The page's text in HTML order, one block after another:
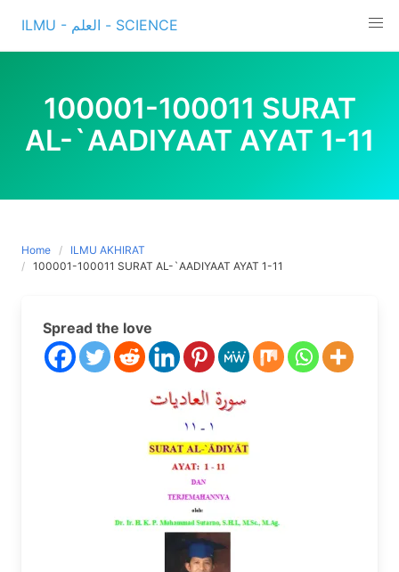
content
ILMU - العلم - SCIENCE
100001-100011 SURAT
AL-`AADIYAAT AYAT 1-11
Home
ILMU AKHIRAT
100001-100011 SURAT AL-`AADIYAAT AYAT 1-11
Spread the love